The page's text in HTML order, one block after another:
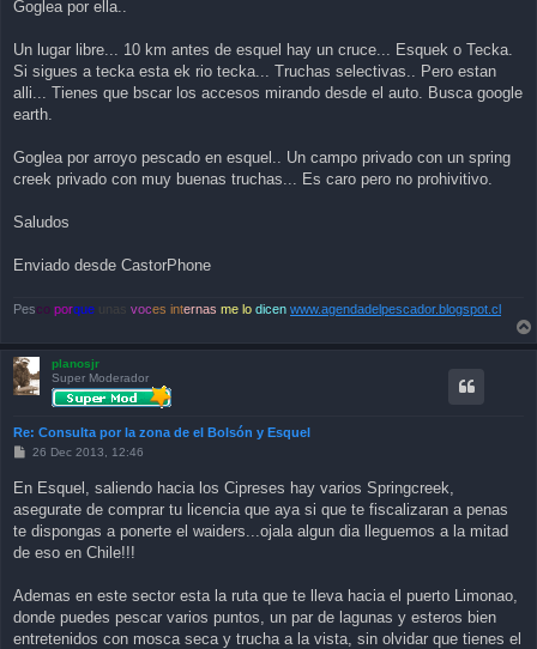
Goglea por ella..
Un lugar libre... 10 km antes de esquel hay un cruce... Esquek o Tecka.
Si sigues a tecka esta ek rio tecka... Truchas selectivas.. Pero estan
alli... Tienes que bscar los accesos mirando desde el auto. Busca google
earth.
Goglea por arroyo pescado en esquel.. Un campo privado con un spring
creek privado con muy buenas truchas... Es caro pero no prohivitivo.
Saludos
Enviado desde CastorPhone
Pesco porque unas voces internas me lo dicen www.agendadelpescador.blogspot.cl
planosjr
Super Moderador
Re: Consulta por la zona de el Bolsón y Esquel
P
t
26 Dec 2013, 12:46
En Esquel, saliendo hacia los Cipreses hay varios Springcreek,
asegurate de comprar tu licencia que aya si que te fiscalizaran a penas
te dispongas a ponerte el waiders...ojala algun dia lleguemos a la mitad
de eso en Chile!!!
Ademas en este sector esta la ruta que te lleva hacia el puerto Limonao,
donde puedes pescar varios puntos, un par de lagunas y esteros bien
entretenidos con mosca seca y trucha a la vista, sin olvidar que tienes el